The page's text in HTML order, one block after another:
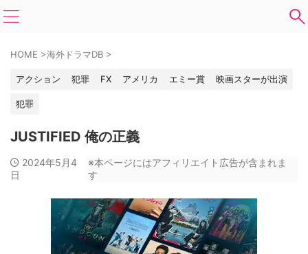
HOME >海外ドラマDB >
アクション 犯罪 FX アメリカ エミー賞 映画スターが出演
犯罪
JUSTIFIED 俺の正義
2024年5月4
日
※本ページにはアフィリエイト広告が含まれま
す